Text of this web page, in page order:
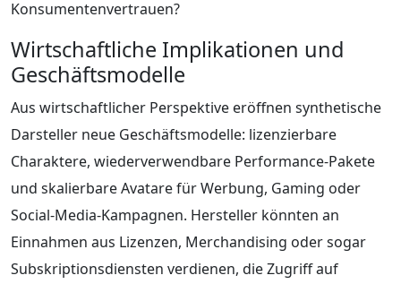
Konsumentenvertrauen?
Wirtschaftliche Implikationen und
Geschäftsmodelle
Aus wirtschaftlicher Perspektive eröffnen synthetische
Darsteller neue Geschäftsmodelle: lizenzierbare
Charaktere, wiederverwendbare Performance-Pakete
und skalierbare Avatare für Werbung, Gaming oder
Social-Media-Kampagnen. Hersteller könnten an
Einnahmen aus Lizenzen, Merchandising oder sogar
Subskriptionsdiensten verdienen, die Zugriff auf